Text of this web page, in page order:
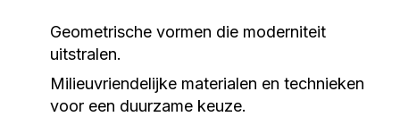
Geometrische vormen die moderniteit
uitstralen.
Milieuvriendelijke materialen en technieken
voor een duurzame keuze.